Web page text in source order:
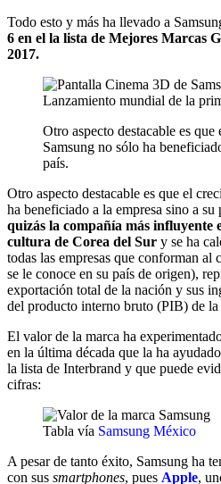
Todo esto y más ha llevado a
6 en el la lista de Mejores Marcas
2017.
Lanzamiento mundial de la
Otro aspecto destacable es
Samsung no sólo ha
país.
Otro aspecto destacable es que el
ha beneficiado a la empresa sino a su
quizás la compañía más influyente
cultura de Corea del Sur y se ha
todas las empresas que conforman al
se le conoce en su país de origen),
exportación total de la nación y sus
del producto interno bruto (PIB) de la
El valor de la marca ha
en la última década que la ha
la lista de Interbrand y que puede
cifras:
Tabla vía Samsung México
A pesar de tanto éxito, Samsung ha
con sus smartphones, pues Apple,